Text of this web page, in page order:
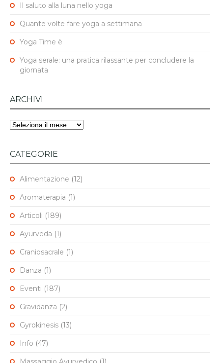
Il saluto alla luna nello yoga
Quante volte fare yoga a settimana
Yoga Time è
Yoga serale: una pratica rilassante per concludere la
giornata
ARCHIVI
Archivi
CATEGORIE
Alimentazione (12)
Aromaterapia (1)
Articoli (189)
Ayurveda (1)
Craniosacrale (1)
Danza (1)
Eventi (187)
Gravidanza (2)
Gyrokinesis (13)
Info (47)